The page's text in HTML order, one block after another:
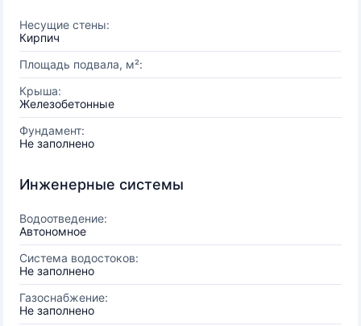
Несущие стены:
Кирпич
Площадь подвала, м²:
Крыша:
Железобетонные
Фундамент:
Не заполнено
Инженерные системы
Водоотведение:
Автономное
Система водостоков:
Не заполнено
Газоснабжение:
Не заполнено